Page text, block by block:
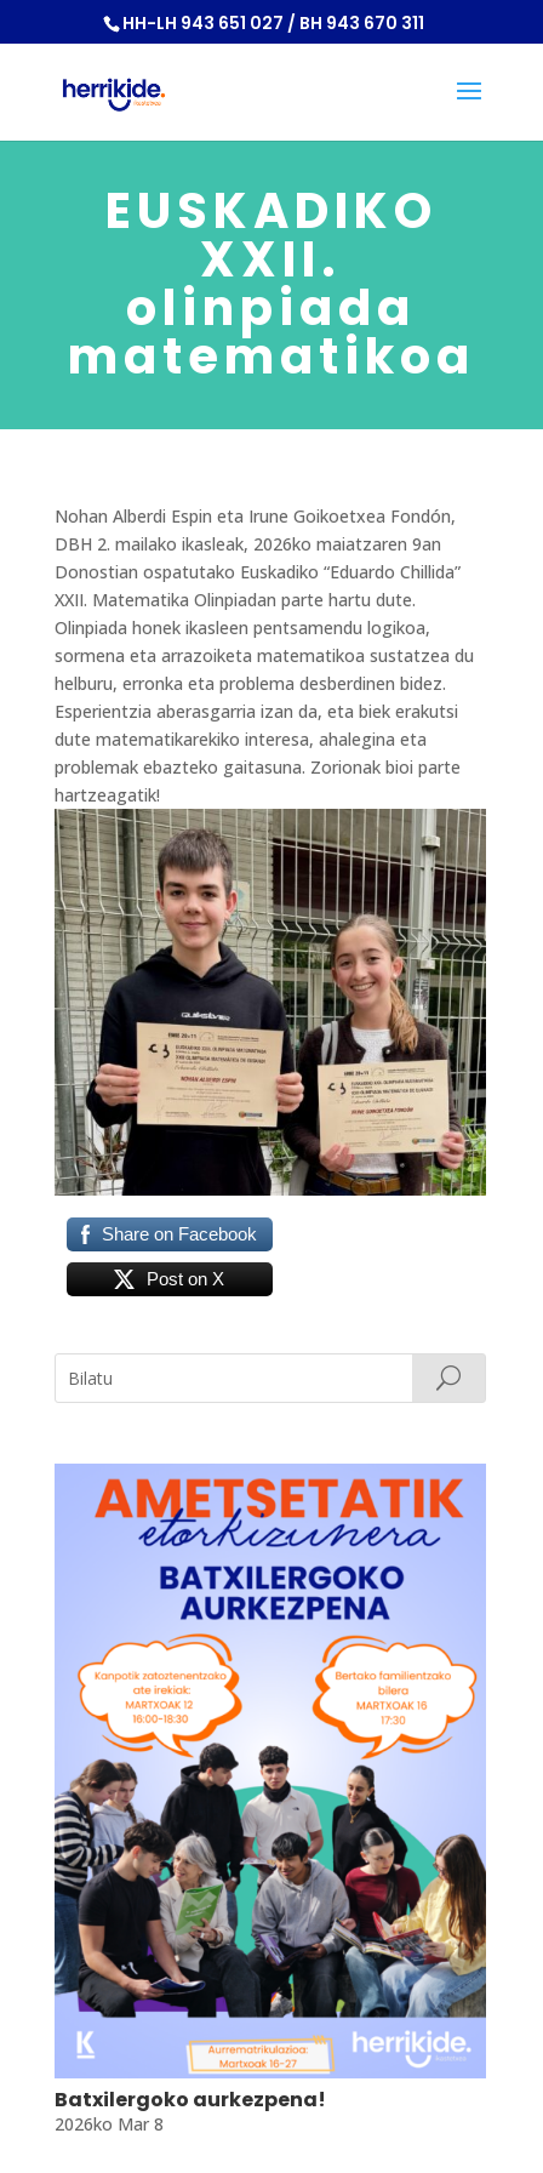
HH-LH 943 651 027 / BH 943 670 311
EUSKADIKO
XXII.
olinpiada
matematikoa
Nohan Alberdi Espin eta Irune Goikoetxea Fondón,
DBH 2. mailako ikasleak, 2026ko maiatzaren 9an
Donostian ospatutako Euskadiko “Eduardo Chillida”
XXII. Matematika Olinpiadan parte hartu dute.
Olinpiada honek ikasleen pentsamendu logikoa,
sormena eta arrazoiketa matematikoa sustatzea du
helburu, erronka eta problema desberdinen bidez.
Esperientzia aberasgarria izan da, eta biek erakutsi
dute matematikarekiko interesa, ahalegina eta
problemak ebazteko gaitasuna. Zorionak bioi parte
hartzeagatik!
Share on Facebook
Post on X
Batxilergoko aurkezpena!
2026ko Mar 8